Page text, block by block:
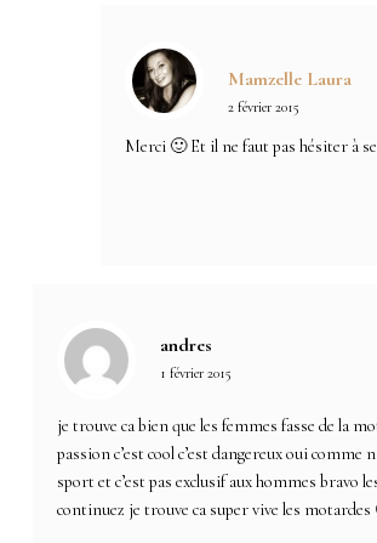
Mamzelle Laura
2 février 2015
Merci 🙂 Et il ne faut pas hésiter à
andres
1 février 2015
je trouve ca bien que les femmes fasse de la
passion c’est cool c’est dangereux oui comme
sport et c’est pas exclusif aux hommes bravo
continuez je trouve ca super vive les motardes